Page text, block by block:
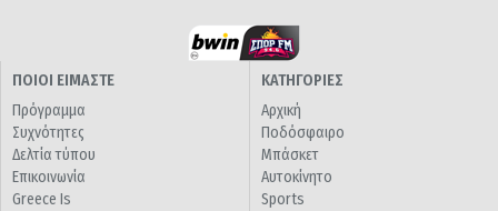
ΠΟΙΟΙ ΕΙΜΑΣΤΕ
Πρόγραμμα
Συχνότητες
Δελτία τύπου
Επικοινωνία
Greece Is
ΚΑΤΗΓΟΡΙΕΣ
Αρχική
Ποδόσφαιρο
Μπάσκετ
Αυτοκίνητο
Sports